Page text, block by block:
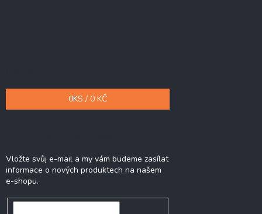
0KS / 0 KČ
Vložte svůj e-mail a my vám budeme zasílat
informace o nových produktech na našem
e-shopu.